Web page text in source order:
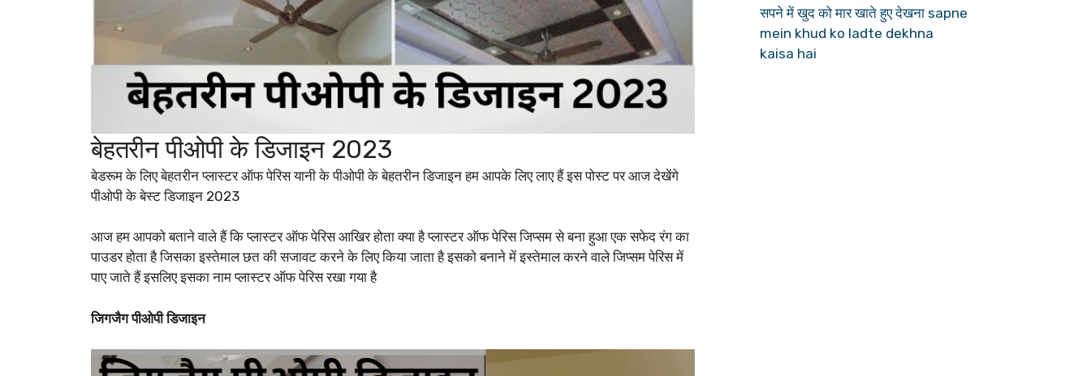
बेहतरीन पीओपी के डिजाइन 2023
बेडरूम के लिए बेहतरीन प्लास्टर ऑफ पेरिस यानी के पीओपी के बेहतरीन डिजाइन हम आपके लिए लाए हैं इस पोस्ट पर आज देखेंगे
पीओपी के बेस्ट डिजाइन 2023
आज हम आपको बताने वाले हैं कि प्लास्टर ऑफ पेरिस आखिर होता क्या है प्लास्टर ऑफ पेरिस जिप्सम से बना हुआ एक सफेद रंग का
पाउडर होता है जिसका इस्तेमाल छत की सजावट करने के लिए किया जाता है इसको बनाने में इस्तेमाल करने वाले जिप्सम पेरिस में
पाए जाते हैं इसलिए इसका नाम प्लास्टर ऑफ पेरिस रखा गया है
जिगजैग पीओपी डिजाइन
सपने में खुद को मार खाते हुए देखना sapne
mein khud ko ladte dekhna
kaisa hai